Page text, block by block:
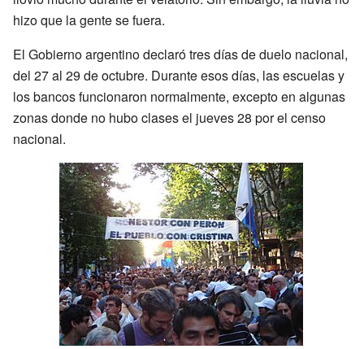
hizo que la gente se fuera.
El Gobierno argentino declaró tres días de duelo nacional,
del 27 al 29 de octubre. Durante esos días, las escuelas y
los bancos funcionaron normalmente, excepto en algunas
zonas donde no hubo clases el jueves 28 por el censo
nacional.